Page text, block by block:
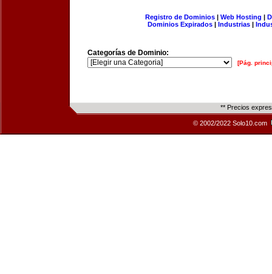
Registro de Dominios| Web Hosting |
Dominios Expirados | Industrias |
Categorías de Dominio:
[Pág.
** Precios
© 2002/2022 Solo10.com